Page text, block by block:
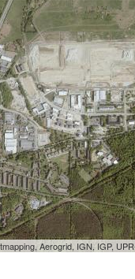
Aerogrid, IGN, IGP,